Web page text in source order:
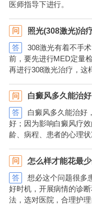
医师指导下进行。
问 照光(308激光)治
答
308激光有着不手
前，要先进行MED定量
再进行308激光治疗，这
问 白癜风多久能治好
答
白癜风多久能治好
好；因为影响白癜风疗
龄、病程、患者的心理状
问 怎么样才能花最
答
想必这个问题很多
好时机，开展病情的诊
法，选对医院，合理护